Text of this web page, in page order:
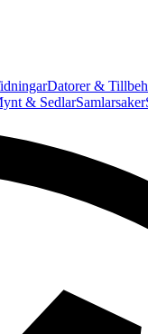
Datorer &
& SedlarSamlarsaker